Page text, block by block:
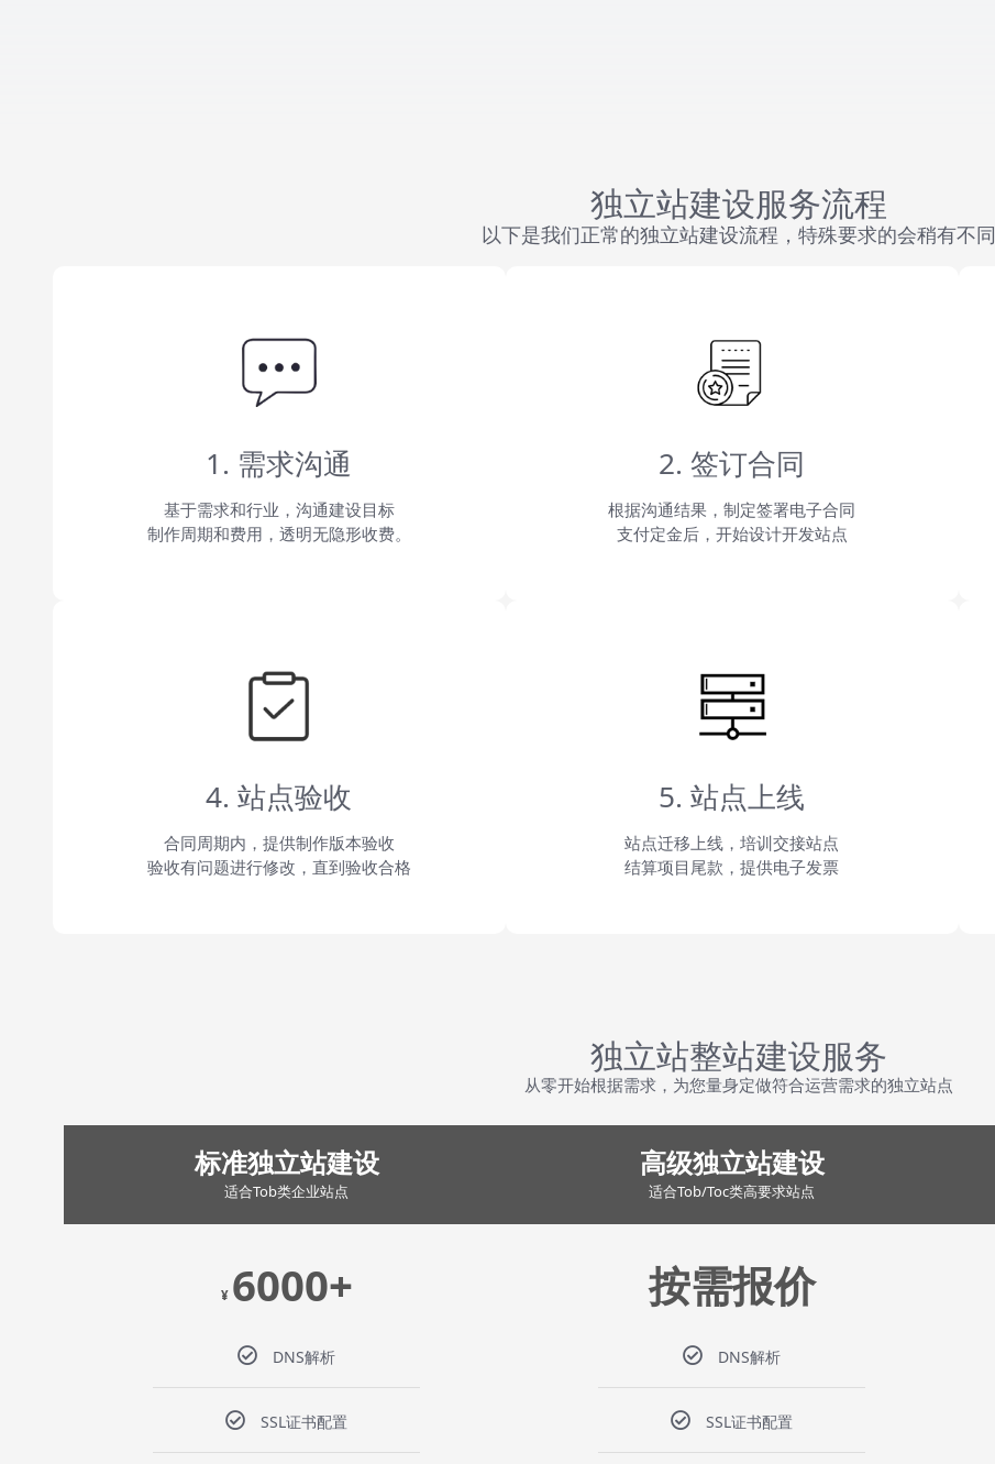
独立站建设服务流程
以下是我们正常的独立站建设流程，特殊要求的会稍有不同
1. 需求沟通
基于需求和行业，沟通建设目标
制作周期和费用，透明无隐形收费。
2. 签订合同
根据沟通结果，制定签署电子合同
支付定金后，开始设计开发站点
4. 站点验收
合同周期内，提供制作版本验收
验收有问题进行修改，直到验收合格
5. 站点上线
站点迁移上线，培训交接站点
结算项目尾款，提供电子发票
独立站整站建设服务
从零开始根据需求，为您量身定做符合运营需求的独立站点
标准独立站建设
适合Tob类企业站点
¥ 6000+
DNS解析
SSL证书配置
高级独立站建设
适合Tob/Toc类高要求站点
按需报价
DNS解析
SSL证书配置